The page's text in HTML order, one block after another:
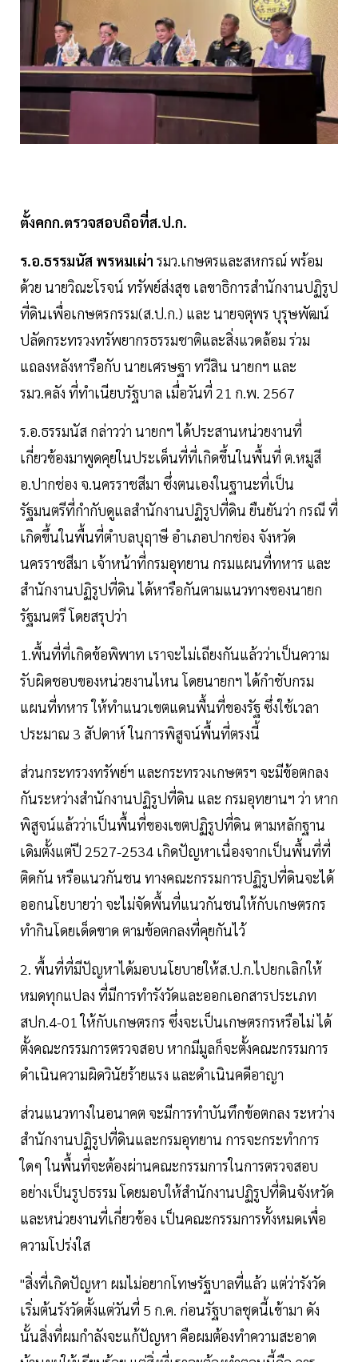
ตั้งคกก.ตรวจสอบถือที่ส.ป.ก.
ร.อ.ธรรมนัส พรหมเผ่า รมว.เกษตรและสหกรณ์ พร้อม
ด้วย นายวิณะโรจน์ ทรัพย์ส่งสุข เลขาธิการสำนักงานปฏิรูป
ที่ดินเพื่อเกษตรกรรม(ส.ป.ก.) และ นายจตุพร บุรุษพัฒน์
ปลัดกระทรวงทรัพยากรธรรมชาติและสิ่งแวดล้อม ร่วม
แถลงหลังหารือกับ นายเศรษฐา ทวีสิน นายกฯ และ
รมว.คลัง ที่ทำเนียบรัฐบาล เมื่อวันที่ 21 ก.พ. 2567
ร.อ.ธรรมนัส กล่าวว่า นายกฯ ได้ประสานหน่วยงานที่
เกี่ยวข้องมาพูดคุยในประเด็นที่ที่เกิดขึ้นในพื้นที่ ต.หมูสี
อ.ปากช่อง จ.นครราชสีมา ซึ่งตนเองในฐานะที่เป็น
รัฐมนตรีที่กำกับดูแลสำนักงานปฏิรูปที่ดิน ยืนยันว่า กรณี ที่
เกิดขึ้นในพื้นที่ตำบลบุฤาษี อำเภอปากช่อง จังหวัด
นครราชสีมา เจ้าหน้าที่กรมอุทยาน กรมแผนที่ทหาร และ
สำนักงานปฏิรูปที่ดิน ได้หารือกันตามแนวทางของนายก
รัฐมนตรี โดยสรุปว่า
1.พื้นที่ที่เกิดข้อพิพาท เราจะไม่เถียงกันแล้วว่าเป็นความ
รับผิดชอบของหน่วยงานไหน โดยนายกฯ ได้กำชับกรม
แผนที่ทหาร ให้ทำแนวเขตแดนพื้นที่ของรัฐ ซึ่งใช้เวลา
ประมาณ 3 สัปดาห์ ในการพิสูจน์พื้นที่ตรงนี้
ส่วนกระทรวงทรัพย์ฯ และกระทรวงเกษตรฯ จะมีข้อตกลง
กันระหว่างสำนักงานปฏิรูปที่ดิน และ กรมอุทยานฯ ว่า หาก
พิสูจน์แล้วว่าเป็นพื้นที่ของเขตปฏิรูปที่ดิน ตามหลักฐาน
เดิมตั้งแต่ปี 2527-2534 เกิดปัญหาเนื่องจากเป็นพื้นที่ที่
ติดกัน หรือแนวกันชน ทางคณะกรรมการปฏิรูปที่ดินจะได้
ออกนโยบายว่า จะไม่จัดพื้นที่แนวกันชนให้กับเกษตรกร
ทำกินโดยเด็ดขาด ตามข้อตกลงที่คุยกันไว้
2. พื้นที่ที่มีปัญหาได้มอบนโยบายให้ส.ป.ก.ไปยกเลิกให้
หมดทุกแปลง ที่มีการทำรังวัดและออกเอกสารประเภท
สปก.4-01 ให้กับเกษตรกร ซึ่งจะเป็นเกษตรกรหรือไม่ ได้
ตั้งคณะกรรมการตรวจสอบ หากมีมูลก็จะตั้งคณะกรรมการ
ดำเนินความผิดวินัยร้ายแรง และดำเนินคดีอาญา
ส่วนแนวทางในอนาคต จะมีการทำบันทึกข้อตกลง ระหว่าง
สำนักงานปฏิรูปที่ดินและกรมอุทยาน การจะกระทำการ
ใดๆ ในพื้นที่จะต้องผ่านคณะกรรมการในการตรวจสอบ
อย่างเป็นรูปธรรม โดยมอบให้สำนักงานปฏิรูปที่ดินจังหวัด
และหน่วยงานที่เกี่ยวข้อง เป็นคณะกรรมการทั้งหมดเพื่อ
ความโปร่งใส
"สิ่งที่เกิดปัญหา ผมไม่อยากโทษรัฐบาลที่แล้ว แต่ว่ารังวัด
เริ่มต้นรังวัดตั้งแต่วันที่ 5 ก.ค. ก่อนรัฐบาลชุดนี้เข้ามา ดัง
นั้นสิ่งที่ผมกำลังจะแก้ปัญหา คือผมต้องทำความสะอาด